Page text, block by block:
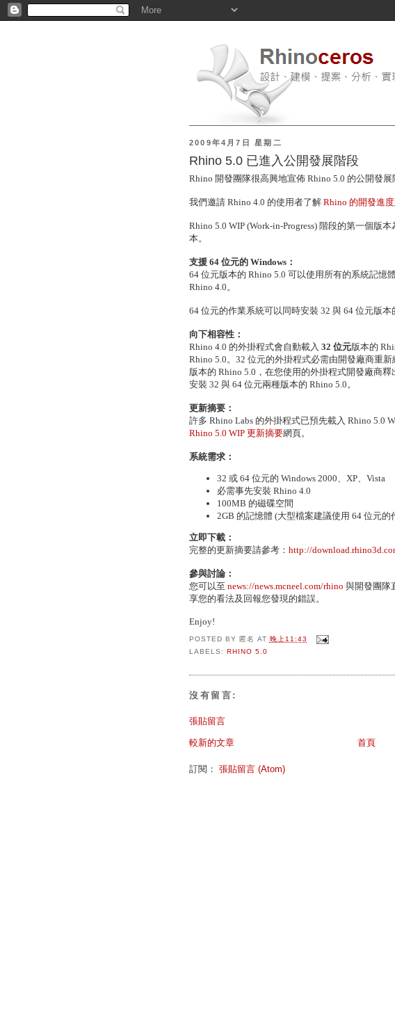
2009年4月7日 星期二
Rhino 5.0 已進入公開發展階段
Rhino 開發團隊很高興地宣佈 Rhino 5.0 的公開發展
我們邀請 Rhino 4.0 的使用者了解 Rhino 的開發進度
Rhino 5.0 WIP (Work-in-Progress) 階段的第一個版
本。
支援 64 位元的 Windows：
64 位元版本的 Rhino 5.0 可以使用所有的系統記憶
Rhino 4.0。
64 位元的作業系統可以同時安裝 32 與 64 位元版本
向下相容性：
Rhino 4.0 的外掛程式會自動載入 32 位元版本的
Rhino 5.0。32 位元的外掛程式必需由開發廠商重
版本的 Rhino 5.0，在您使用的外掛程式開發廠商
安裝 32 與 64 位元兩種版本的 Rhino 5.0。
更新摘要：
許多 Rhino Labs 的外掛程式已預先載入 Rhino 5.0
Rhino 5.0 WIP 更新摘要網頁。
系統需求：
32 或 64 位元的 Windows 2000、XP、Vista
必需事先安裝 Rhino 4.0
100MB 的磁碟空間
2GB 的記憶體 (大型檔案建議使用 64 位元
立即下載：
完整的更新摘要請參考： http://
參與討論：
您可以至 news://news.mcneel.com/rhino 與開發團隊
享您的看法及回報您發現的錯誤。
Enjoy!
POSTED BY 匿名 AT 晚上11:43
LABELS: RHINO 5.0
沒有留言:
張貼留言
較新的文章 首頁
訂閱： 張貼留言 (Atom)